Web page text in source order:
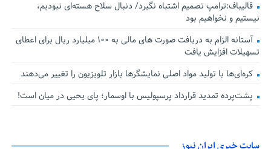
قالیباف:ترامپ تصمیم اشتباه نگیرد/ دنبال سلاح هسته‌ای نبودیم،
نیستیم و نخواهیم بود
آستانه الزام به دریافت صورت های مالی به ۱۰۰ میلیارد ریال برای اعطای
تسهیلات افزایش یافت
کره‌ای‌ها با تولید مواد اصلی نمایشگرها بازار تلویزیون را تغییر می‌دهند
پشت‌پرده تمدید قرارداد پرسپولیس با اوسمار؛ پای یحیی در میان است!
سایت خبری ایران نیوز